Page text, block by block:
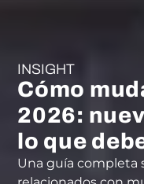
INSIGHT
Cómo
2026:
lo que
Una guía completa